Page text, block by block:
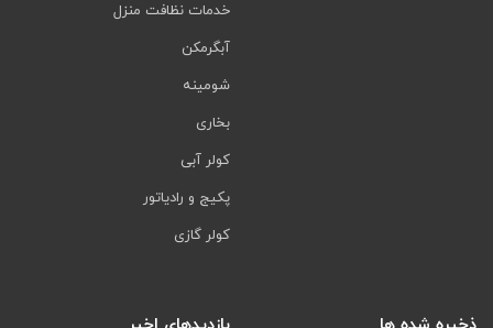
خدمات نظافت منزل
آبگرمکن
شومینه
بخاری
کولر آبی
پکیج و رادیاتور
کولر گازی